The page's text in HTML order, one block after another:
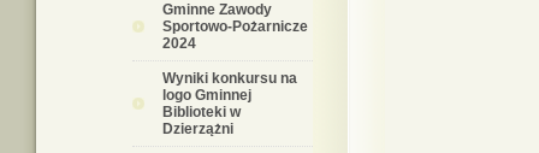
Gminne Zawody
Sportowo-Pożarnicze
2024
Wyniki konkursu na
logo Gminnej
Biblioteki w
Dzierzążni